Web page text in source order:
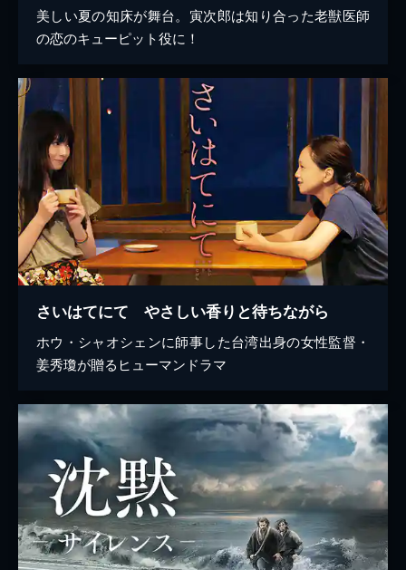
美しい夏の知床が舞台。寅次郎は知り合った老獣医師
の恋のキューピット役に！
さいはてにて やさしい香りと待ちながら
ホウ・シャオシェンに師事した台湾出身の女性監督・
姜秀瓊が贈るヒューマンドラマ